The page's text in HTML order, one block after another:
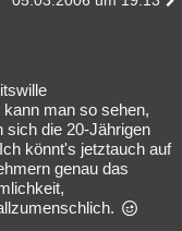
man so sehen,
sich die 20-Jährigen
könnt's jetztauch auf
genau das